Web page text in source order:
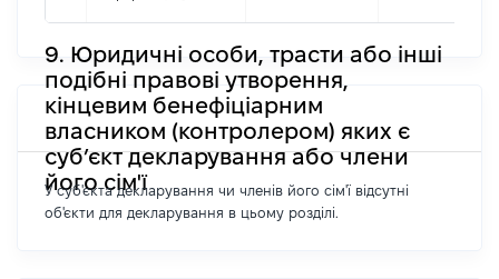
9. Юридичні особи, трасти або інші
подібні правові утворення,
кінцевим бенефіціарним
власником (контролером) яких є
суб’єкт декларування або члени
його сім'ї
У суб'єкта декларування чи членів його сім'ї відсутні
об'єкти для декларування в цьому розділі.